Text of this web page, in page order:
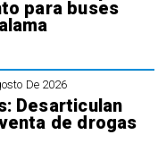
para buses
De 2026
Desarticulan
de drogas